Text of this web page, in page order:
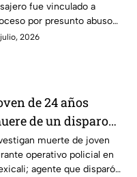
a Mexicali
fue vinculado a
por presunto abuso
agravado contra una
2026
de 24 años
de un disparo
operativo
en Mexicali
muerte de joven
operativo policial en
agente que disparó